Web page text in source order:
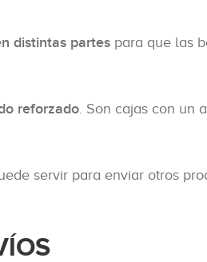
distintas partes para que las
reforzado. Son cajas con un
servir para enviar otros